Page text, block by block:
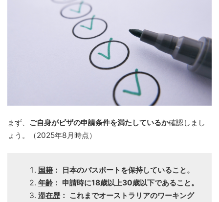
まず、 ご自身がビザの申請条件を満たしているか確認しまし
ょう。（2025年8月時点）
国籍： 日本のパスポートを保持していること。
年齢： 申請時に18歳以上30歳以下であること。
滞在歴： これまでオーストラリアのワーキング